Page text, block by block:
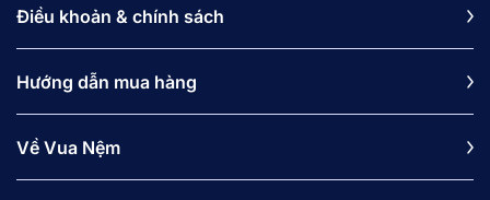
Điều khoản & chính sách
Hướng dẫn mua hàng
Về Vua Nệm